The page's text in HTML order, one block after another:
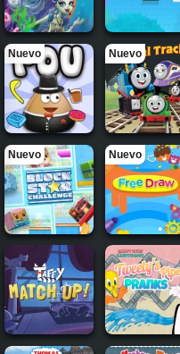
Nuevo Nuevo
Nuevo Nuevo